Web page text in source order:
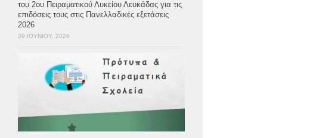
του 2ου Πειραματικού Λυκείου Λευκάδας για τις
επιδόσεις τους στις Πανελλαδικές εξετάσεις
2026
29 ΙΟΥΝΊΟΥ, 2026